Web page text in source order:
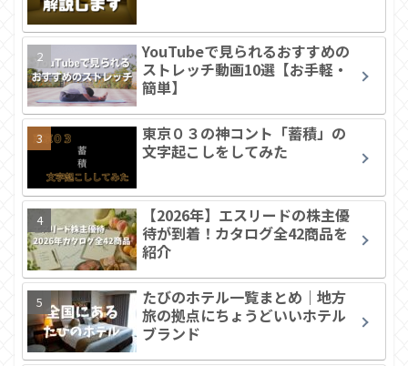
YouTubeで見られるおすすめの
ストレッチ動画10選【お手軽・
簡単】
東京０３の神コント「蓄積」の
文字起こしをしてみた
【2026年】エスリードの株主優
待が到着！カタログ全42商品を
紹介
たびのホテル一覧まとめ｜地方
旅の拠点にちょうどいいホテル
ブランド